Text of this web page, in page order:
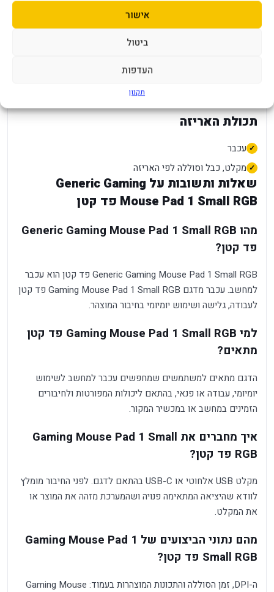
אישור
ביטול
העדפות
תקנון
קליטה, זמן סוללה ובהירות מרביים דורשים ציוד, כבלים והגדרות
תואמים. התקנה נכונה ועדכון מערכת מסייעים לקבל תוצאה עקבית
עדכוני תוכנה או קושחה, לסדר כבלים כך שלא יימתחו, ולהתחיל
מהגדרות ברירת המחדל. לאחר מכן אפשר לכוון את המוצר בהדרגה
תכולת האריזה
עכבר
מקלט, כבל וסוללה לפי האריזה
שאלות ותשובות על Generic Gaming
Mouse Pad 1 Small RGB פד קטן
מהו Generic Gaming Mouse Pad 1 Small RGB
פד קטן?
Generic Gaming Mouse Pad 1 Small RGB פד קטן הוא עכבר
למחשב. עכבר מדגם Gaming Mouse Pad 1 Small RGB פד קטן
לעבודה, גלישה ושימוש יומיומי בחיבור המוצהר.
למי Gaming Mouse Pad 1 Small RGB פד קטן
מתאים?
הדגם מתאים למשתמשים שמחפשים עכבר למחשב לשימוש
יומיומי, עבודה או פנאי, בהתאם ליכולות המפורטות ולחיבורים
הזמינים במחשב או במכשיר המקור.
איך מחברים את Gaming Mouse Pad 1 Small
RGB פד קטן?
מקלט USB אלחוטי או USB-C בהתאם לדגם. לפני החיבור מומלץ
לוודא שהיציאה המתאימה פנויה ושהמערכת מזהה את המוצר או
את המקלט.
מהם נתוני הביצועים של Gaming Mouse Pad 1
Small RGB פד קטן?
ה-DPI, זמן הסוללה והתכונות המוצהרות בעמוד: Gaming Mouse